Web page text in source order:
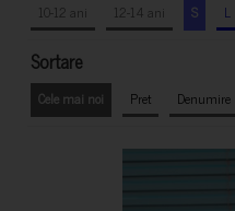
10-12 ani
12-14 ani S L
Sortare
Cele mai noi Pret Denumire